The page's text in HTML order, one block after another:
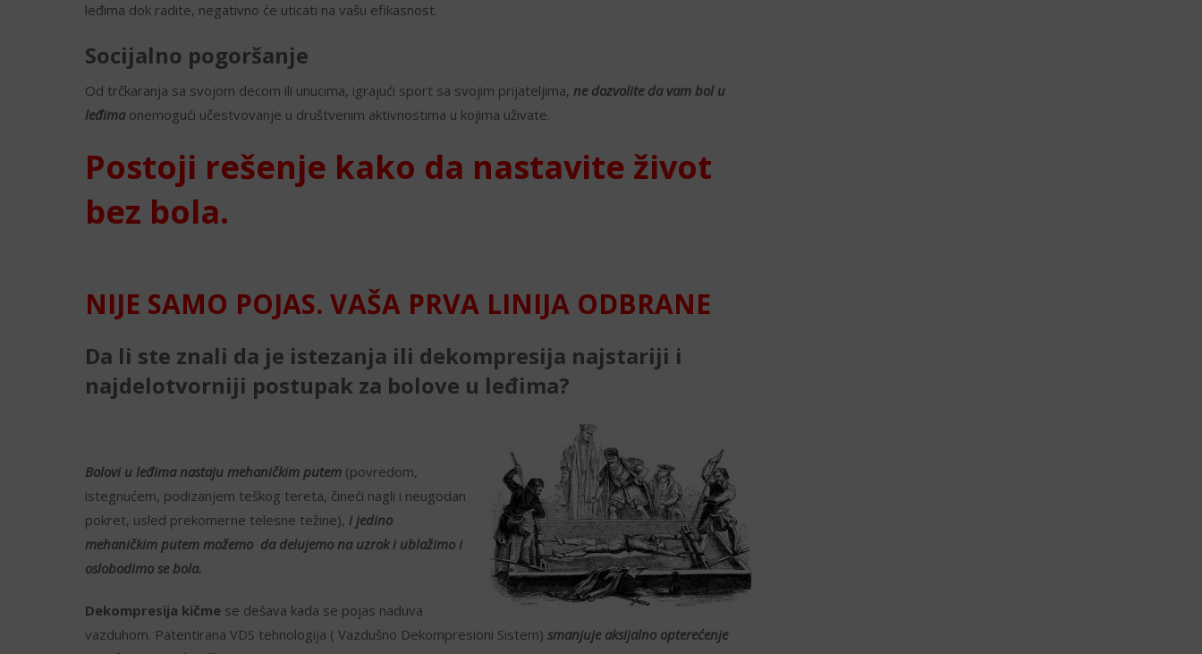
leđima dok radite, negativno će uticati na vašu efikasnost.
Socijalno pogoršanje
Od trčkaranja sa svojom decom ili unucima, igrajući sport sa svojim prijateljima, ne dozvolite da vam bol u
leđimaonemogući učestvovanje u društvenim aktivnostima u kojima uživate.
Postoji rešenje kako da nastavite život
bez bola.
NIJE SAMO POJAS. VAŠA PRVA LINIJA ODBRANE
Da li ste znali da je istezanja ili dekompresija najstariji i
najdelotvorniji postupak za bolove u leđima?
Bolovi u leđima nastaju mehaničkim putem(povredom,
istegnućem, podizanjem teškog tereta, čineći nagli i neugodan
pokret, usled prekomerne telesne težine), i jedino
mehaničkim putem možemo da delujemo na uzrok i ublažimo i
oslobodimo se bola.
Dekompresija kičme se dešava kada se pojas naduva
vazduhom. Patentirana VDS tehnologija ( Vazdušno Dekompresioni Sistem) smanjuje aksijalno opterećenje